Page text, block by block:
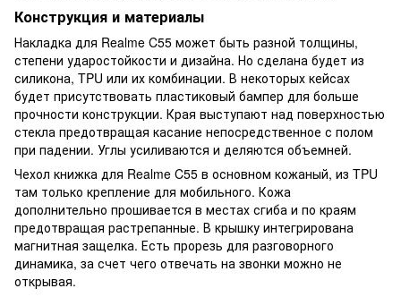
Конструкция и материалы
Накладка для Realme C55 может быть разной толщины,
степени ударостойкости и дизайна. Но сделана будет из
силикона, TPU или их комбинации. В некоторых кейсах
будет присутствовать пластиковый бампер для больше
прочности конструкции. Края выступают над поверхностью
стекла предотвращая касание непосредственное с полом
при падении. Углы усиливаются и деляются объемней.
Чехол книжка для Realme C55 в основном кожаный, из TPU
там только крепление для мобильного. Кожа
дополнительно прошивается в местах сгиба и по краям
предотвращая растрепанные. В крышку интегрирована
магнитная защелка. Есть прорезь для разговорного
динамика, за счет чего отвечать на звонки можно не
открывая.